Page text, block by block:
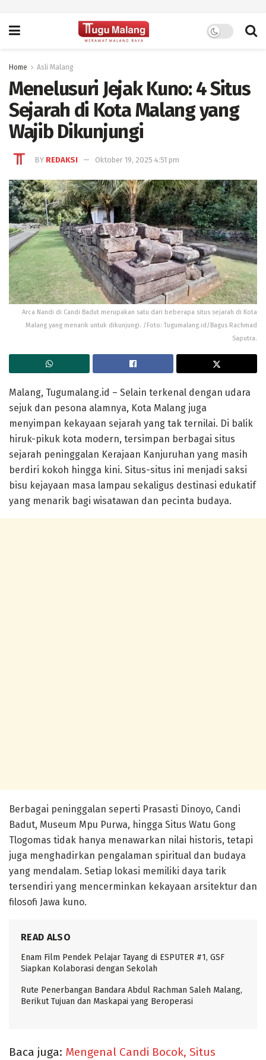
Home Asli Malang
Menelusuri Jejak Kuno: 4 Situs
Sejarah di Kota Malang yang
Wajib Dikunjungi
BY REDAKSI Oktober 19, 2025 4:51 pm
Arca Nandi di Candi Badut merupakan satu dari beberapa situs sejarah di Kota
Malang yang menarik untuk dikunjungi. /Foto: Tugumalang.id/Bagus Rachmad
Saputra.
Malang, Tugumalang.id – Selain terkenal dengan udara
sejuk dan pesona alamnya, Kota Malang juga
menyimpan kekayaan sejarah yang tak ternilai. Di balik
hiruk-pikuk kota modern, tersimpan berbagai situs
sejarah peninggalan Kerajaan Kanjuruhan yang masih
berdiri kokoh hingga kini. Situs-situs ini menjadi saksi
bisu kejayaan masa lampau sekaligus destinasi edukatif
yang menarik bagi wisatawan dan pecinta budaya.
Berbagai peninggalan seperti Prasasti Dinoyo, Candi
Badut, Museum Mpu Purwa, hingga Situs Watu Gong
Tlogomas tidak hanya menawarkan nilai historis, tetapi
juga menghadirkan pengalaman spiritual dan budaya
yang mendalam. Setiap lokasi memiliki daya tarik
tersendiri yang mencerminkan kekayaan arsitektur dan
filosofi Jawa kuno.
READ ALSO
Enam Film Pendek Pelajar Tayang di ESPUTER #1, GSF
Siapkan Kolaborasi dengan Sekolah
Rute Penerbangan Bandara Abdul Rachman Saleh Malang,
Berikut Tujuan dan Maskapai yang Beroperasi
Baca juga: Mengenal Candi Bocok, Situs